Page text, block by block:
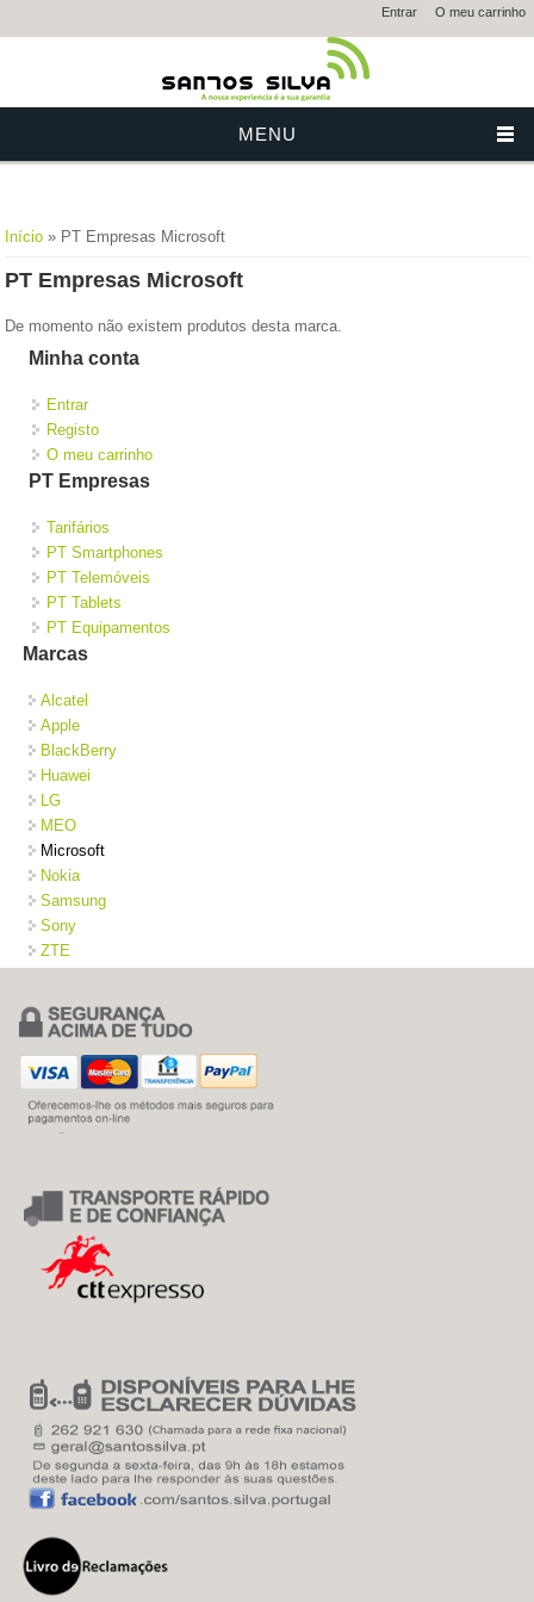
Entrar O meu carrinho
MENU
Está aqui
Início » PT Empresas Microsoft
PT Empresas Microsoft
De momento não existem produtos desta marca.
Minha conta
Entrar
Registo
O meu carrinho
PT Empresas
Tarifários
PT Smartphones
PT Telemóveis
PT Tablets
PT Equipamentos
Marcas
Alcatel
Apple
BlackBerry
Huawei
LG
MEO
Microsoft
Nokia
Samsung
Sony
ZTE